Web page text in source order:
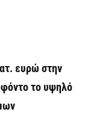
ευρώ στην
το υψηλό